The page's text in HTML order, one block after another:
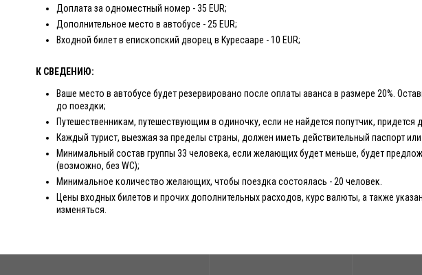
Доплата за одноместный номер - 35 EUR;
Дополнительное место в автобусе - 25 EUR;
Входной билет в епископский дворец в Куресааре - 10 EUR;
К СВЕДЕНИЮ:
Ваше место в автобусе будет резервировано после оплаты аванса в размере 20%.
до поездки;
Путешественникам, путешествующим в одиночку, если не найдется попутчик,
Каждый турист, выезжая за пределы страны, должен иметь действительный паспорт
Минимальный состав группы 33 человека, если желающих будет меньше, будет
(возможно, без WC);
Минимальное количество желающих, чтобы поездка состоялась - 20 человек.
Цены входных билетов и прочих дополнительных расходов, курс валюты, а также
изменяться.